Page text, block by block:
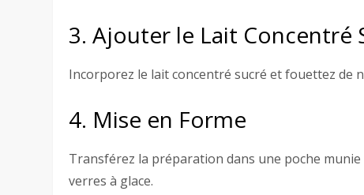
3. Ajouter le Lait Concentré
Incorporez le lait concentré sucré et fouettez de
4. Mise en Forme
Transférez la préparation dans une poche
verres à glace.